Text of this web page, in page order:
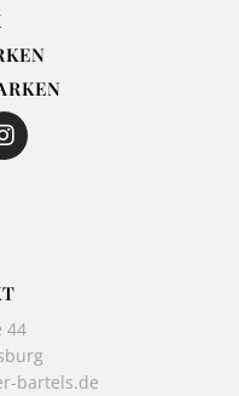
I
n
a
m
44
bartels.de